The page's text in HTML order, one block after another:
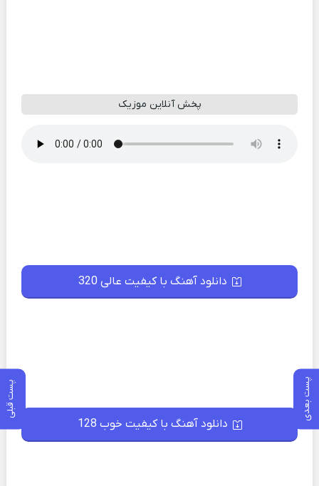
پست بعدی پست قبلی
پخش آنلاین موزیک
دانلود آهنگ با کیفیت عالی 320
دانلود آهنگ با کیفیت خوب 128